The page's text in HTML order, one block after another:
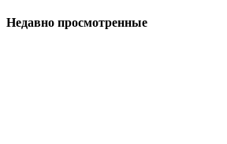
Недавно просмотренные